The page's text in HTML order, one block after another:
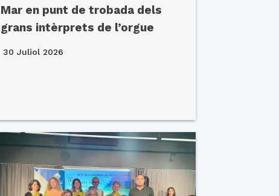
Mar en punt de trobada dels
grans intèrprets de l’orgue
30 Juliol 2026